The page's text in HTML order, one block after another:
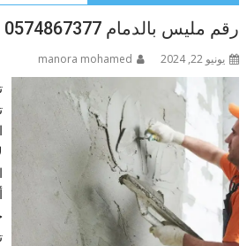
رقم مليس بالدمام 0574867377
يونيو 22, 2024 manora mohamed